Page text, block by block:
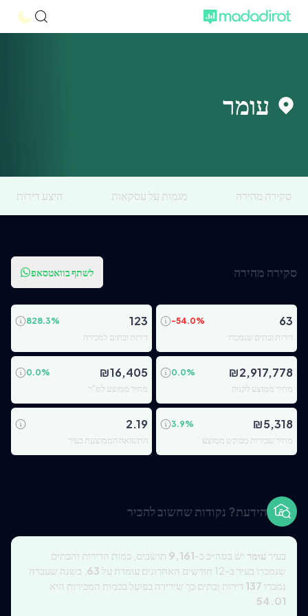
עומר
סקירה מהירה מגמות על עסקאות היצע דירות
סקירה מהירה לשתף בוואטסאפ
63
-54.0%
דירות ובתים שנמכרו
123
828.3%
דירות ובתים למכירה
₪2,917,778
0.0%
מחיר ממוצע לקניה
₪16,405
0.0%
מחיר ממוצע למ"ר
₪5,318
3.9%
מחיר שכירות מבוקש ממוצע
2.19
התשואה הממוצעת בעיר
הידעת? נקודות שחשוב להכיר
בעיר עומר יש בסה״כ כ-9,161 תושבים, כמות הדירות והבתים
שנמכרו בעיר ב-12 חודשים האחרונים עומדת על
63 , בשנה שעברה
נמכרו 137 דירות ובתים כך שירידה בפועל בכמות המכירות היא
54.01